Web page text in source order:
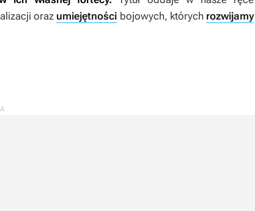
oraz umiejętności bojowych, których rozwijamy